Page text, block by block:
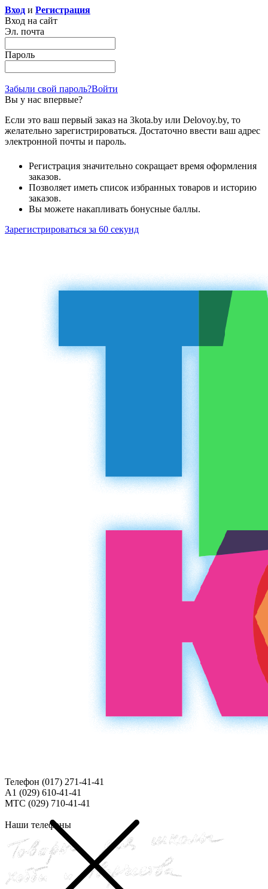
Вход и Регистрация
Вход на сайт
Эл. почта
Пароль
Забыли свой пароль?Войти
Вы у нас впервые?
Если это ваш первый заказ на 3kota.by или Delovoy.by, то
желательно зарегистрироваться. Достаточно ввести ваш адрес
электронной почты и пароль.
Регистрация значительно сокращает время оформления
заказов.
Позволяет иметь список избранных товаров и историю
заказов.
Вы можете накапливать бонусные баллы.
Зарегистрироваться за 60 секунд
Телефон (017) 271-41-41
A1 (029) 610-41-41
МТС (029) 710-41-41
Наши телефоны